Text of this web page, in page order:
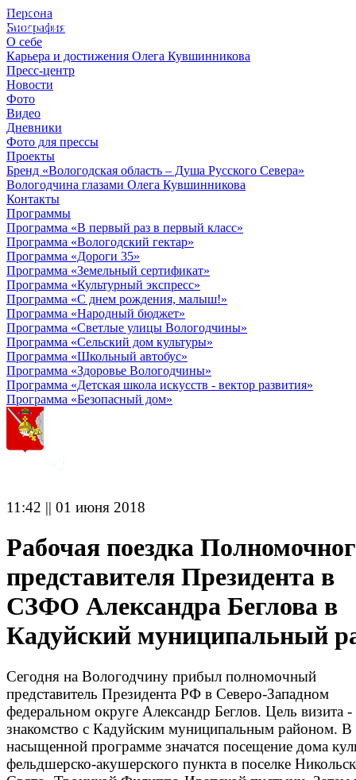
Персона
Биография
О себе
Карьера и достижения Олега Кувшинникова
Пресс-центр
Новости
Фото
Видео
Дневники
Фото для прессы
Проекты
Бренд «Вологодская область – Душа Русского Севера»
Вологодчина глазами Олега Кувшинникова
Контакты
Программы
Программа «В первый раз в первый класс»
Программа «Вологодский гектар»
Программа «Дороги 35»
Программа «Земельный сертификат»
Программа «Культурный экспресс»
Программа «С днем рождения, малыш!»
Программа «Народный бюджет»
Программа «Светлые улицы Вологодчины»
Программа «Сельский дом культуры»
Программа «Школьный автобус»
Программа «Здоровье Вологодчины»
Программа «Детская школа искусств - вектор развития»
Программа «Безопасный дом»
11:42 || 01 июня 2018
Рабочая поездка
представителя Президента в
СЗФО Александра Беглова в
Кадуйский муниципальный
Сегодня на Вологодчину прибыл полномочный
представитель Президента РФ в Северо-Западном
федеральном округе Александр Беглов. Цель визита -
знакомство с Кадуйским муниципальным районом. В
насыщенной программе значатся посещение дома
фельдшерско-акушерского пункта в поселке
© 2012 - 2023,
КУВШИННИКОВ О.А.